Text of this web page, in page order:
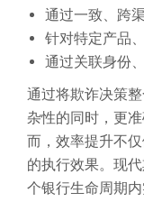
通过一致、跨
针对特定产品
通过关联身份
通过将欺诈决策
杂性的同时，更
而，效率提升不
的执行效果。现
个银行生命周期